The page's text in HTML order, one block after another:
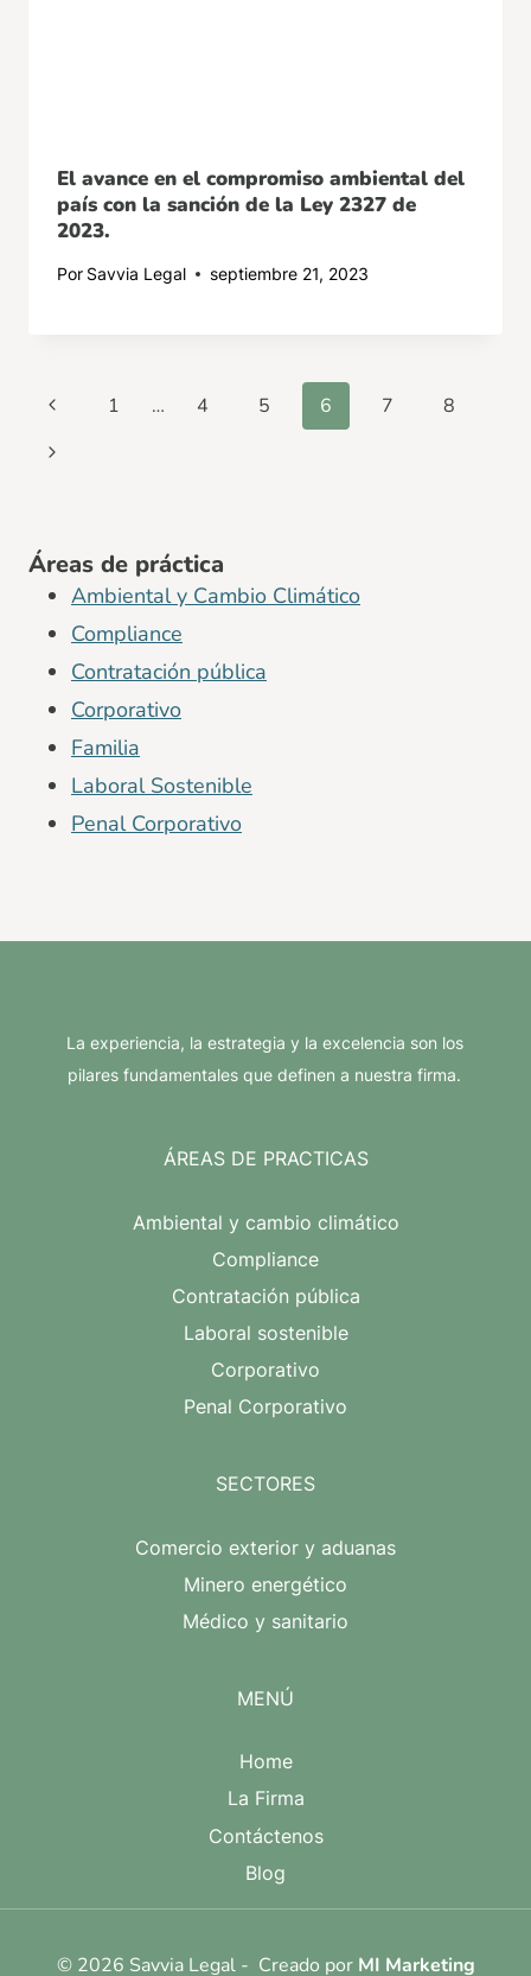
El avance en el compromiso ambiental del
país con la sanción de la Ley 2327 de
2023.
Por Savvia Legal septiembre 21, 2023
Navegación
página
Página
anterior
1 … 4 5 6 7
8
Siguiente
Áreas de práctica
Ambiental y Cambio Climático
Compliance
Contratación pública
Corporativo
Familia
Laboral Sostenible
Penal Corporativo
La experiencia, la estrategia y la excelencia son los
pilares fundamentales que definen a nuestra firma.
ÁREAS DE PRACTICAS
Ambiental y cambio climático
Compliance
Contratación pública
Laboral sostenible
Corporativo
Penal Corporativo
SECTORES
Comercio exterior y aduanas
Minero energético
Médico y sanitario
MENÚ
Home
La Firma
Contáctenos
Blog
© 2026 Savvia Legal - Creado por MI Marketing